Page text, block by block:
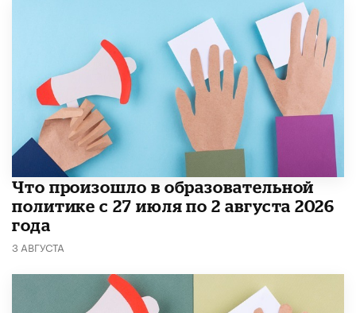
​Что произошло в образовательной
политике с 27 июля по 2 августа 2026
года
3 АВГУСТА